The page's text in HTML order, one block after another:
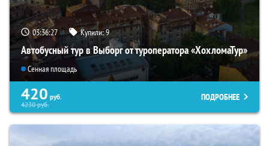
03:36:25 Купили:9
Автобусный тур в Выборг от туроператора «ХохломаТур»
Сенная площадь
420 руб.
4230руб.
ПОДРОБНЕЕ